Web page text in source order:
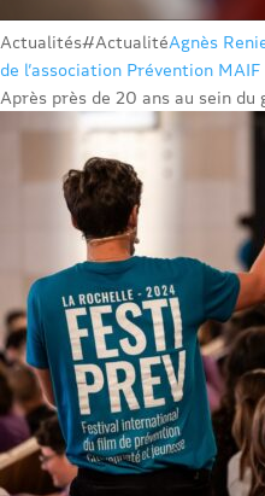
Actualités#ActualitéAgnès
de l’association Prévention MAIF
Après près de 20 ans au sein du